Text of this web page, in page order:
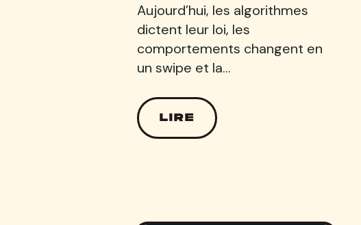
Aujourd’hui, les algorithmes
dictent leur loi, les
comportements changent en
un swipe et la…
LIRE